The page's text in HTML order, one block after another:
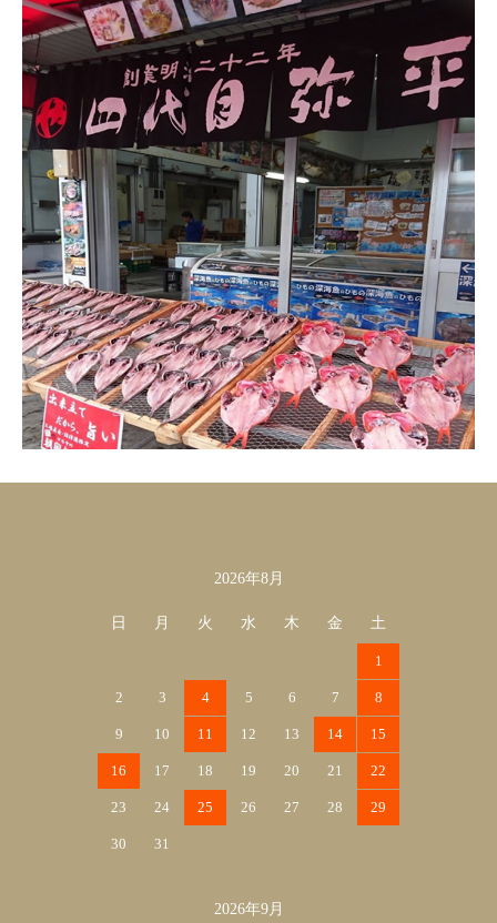
2026年8月
日 月 火 水 木 金 土
1
2 3 4 5 6 7 8
9 10 11 12 13 14 15
16 17 18 19 20 21 22
23 24 25 26 27 28 29
30 31
2026年9月